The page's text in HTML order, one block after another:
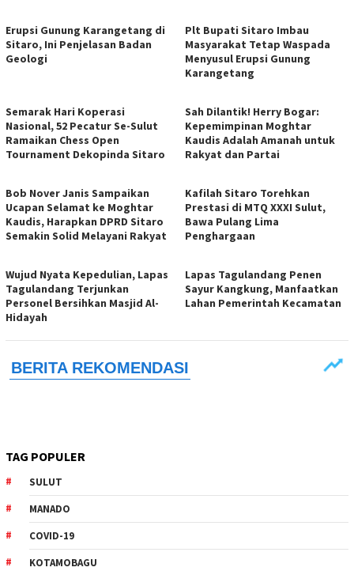
Erupsi Gunung Karangetang di
Sitaro, Ini Penjelasan Badan
Geologi
Plt Bupati Sitaro Imbau
Masyarakat Tetap Waspada
Menyusul Erupsi Gunung
Karangetang
Semarak Hari Koperasi
Nasional, 52 Pecatur Se-Sulut
Ramaikan Chess Open
Tournament Dekopinda Sitaro
Sah Dilantik! Herry Bogar:
Kepemimpinan Moghtar
Kaudis Adalah Amanah untuk
Rakyat dan Partai
Bob Nover Janis Sampaikan
Ucapan Selamat ke Moghtar
Kaudis, Harapkan DPRD Sitaro
Semakin Solid Melayani Rakyat
Kafilah Sitaro Torehkan
Prestasi di MTQ XXXI Sulut,
Bawa Pulang Lima
Penghargaan
Wujud Nyata Kepedulian, Lapas
Tagulandang Terjunkan
Personel Bersihkan Masjid Al-
Hidayah
Lapas Tagulandang Penen
Sayur Kangkung, Manfaatkan
Lahan Pemerintah Kecamatan
TAG POPULER
SULUT
MANADO
COVID-19
KOTAMOBAGU